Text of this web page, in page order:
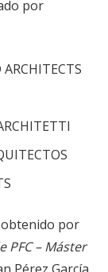
por
obtenido por
PFC – Máster